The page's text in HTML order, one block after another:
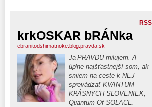
RSS
krkOSKAR bRÁNka
ebranitodshimatnoke.blog.pravda.sk
Ja PRAVDU milujem. A
úplne najšťastnejší som, ak
smiem na ceste k NEJ
sprevádzať KVANTUM
KRÁSNYCH SLOVENIEK,
Quantum Of SOLACE.